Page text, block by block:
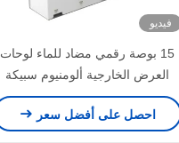
فيديو
15 بوصة رقمي مضاد للماء لوحات
العرض الخارجية ألومنيوم سبيكة
شاشة
احصل على أفضل سعر